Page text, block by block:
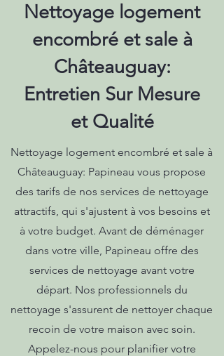
Nettoyage logement
encombré et sale à
Châteauguay:
Entretien Sur Mesure
et Qualité
Nettoyage logement encombré et sale à
Châteauguay: Papineau vous propose
des tarifs de nos services de nettoyage
attractifs, qui s'ajustent à vos besoins et
à votre budget. Avant de déménager
dans votre ville, Papineau offre des
services de nettoyage avant votre
départ. Nos professionnels du
nettoyage s'assurent de nettoyer chaque
recoin de votre maison avec soin.
Appelez-nous pour planifier votre